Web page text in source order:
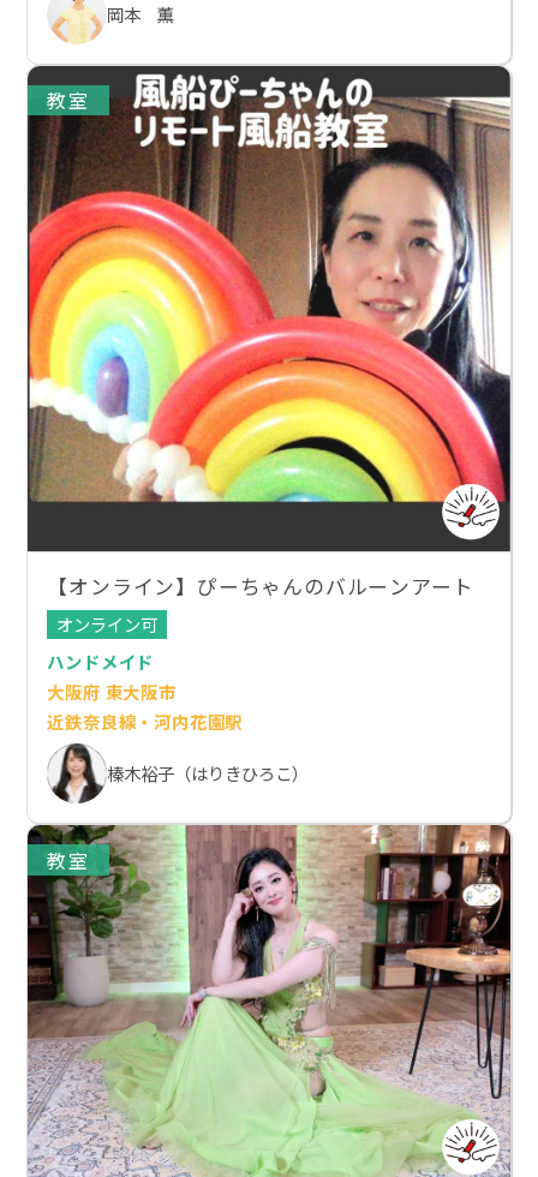
岡本 薫
教室
【オンライン】ぴーちゃんのバルーンアート
オンライン可
ハンドメイド
大阪府 東大阪市
近鉄奈良線・河内花園駅
榛木裕子（はりきひろこ）
教室